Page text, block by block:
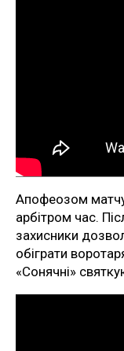
Апофеозом
арбітром час.
захисники
обіграти
«Сонячні»